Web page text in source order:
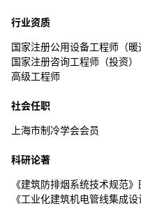
行业资质
国家注册公用设备工程师（暖
国家注册咨询工程师（投资）
高级工程师
社会任职
上海市制冷学会会员
科研论著
《建筑防排烟系统技术规范
《工业化建筑机电管线集成